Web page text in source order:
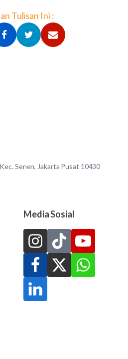
Tulisan Ini :
Senen, Jakarta Pusat 10430
Media Sosial